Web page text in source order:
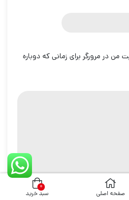
من در مرورگر برای زمانی که دوباره
صفحه اصلی
۰
سبد خرید